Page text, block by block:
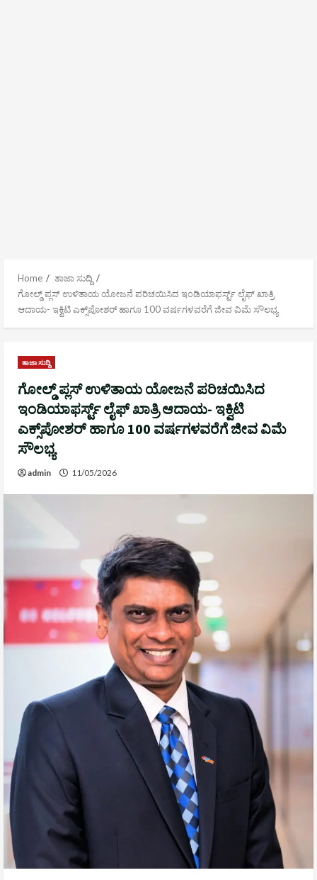
Home
ತಾಜಾ ಸುದ್ದಿ
ಗೋಲ್ಡ್ ಪ್ಲಸ್ ಉಳಿತಾಯ ಯೋಜನೆ ಪರಿಚಯಿಸಿದ ಇಂಡಿಯಾಫರ್ಸ್ಟ್ ಲೈಫ್ ಖಾತ್ರಿ
ಆದಾಯ- ಇಕ್ವಿಟಿ ಎಕ್ಸ್‌ಪೋಶರ್ ಹಾಗೂ 100 ವರ್ಷಗಳವರೆಗೆ ಜೀವ ವಿಮೆ ಸೌಲಭ್ಯ
ತಾಜಾ ಸುದ್ದಿ
ಗೋಲ್ಡ್ ಪ್ಲಸ್ ಉಳಿತಾಯ ಯೋಜನೆ ಪರಿಚಯಿಸಿದ
ಇಂಡಿಯಾಫರ್ಸ್ಟ್ ಲೈಫ್ ಖಾತ್ರಿ ಆದಾಯ- ಇಕ್ವಿಟಿ
ಎಕ್ಸ್‌ಪೋಶರ್ ಹಾಗೂ 100 ವರ್ಷಗಳವರೆಗೆ ಜೀವ ವಿಮೆ
ಸೌಲಭ್ಯ
admin 11/05/2026